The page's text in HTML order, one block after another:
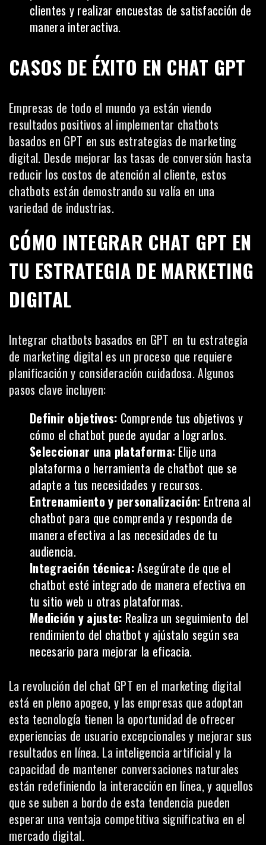
clientes y realizar encuestas de satisfacción de
manera interactiva.
CASOS DE ÉXITO EN CHAT GPT
Empresas de todo el mundo ya están viendo
resultados positivos al implementar chatbots
basados en GPT en sus estrategias de marketing
digital. Desde mejorar las tasas de conversión hasta
reducir los costos de atención al cliente, estos
chatbots están demostrando su valía en una
variedad de industrias.
CÓMO INTEGRAR CHAT GPT EN
TU ESTRATEGIA DE MARKETING
DIGITAL
Integrar chatbots basados en GPT en tu estrategia
de marketing digital es un proceso que requiere
planificación y consideración cuidadosa. Algunos
pasos clave incluyen:
Definir objetivos: Comprende tus objetivos y
cómo el chatbot puede ayudar a lograrlos.
Seleccionar una plataforma: Elije una
plataforma o herramienta de chatbot que se
adapte a tus necesidades y recursos.
Entrenamiento y personalización: Entrena al
chatbot para que comprenda y responda de
manera efectiva a las necesidades de tu
audiencia.
Integración técnica:Asegúrate de que el
chatbot esté integrado de manera efectiva en
tu sitio web u otras plataformas.
Medición y ajuste: Realiza un seguimiento del
rendimiento del chatbot y ajústalo según sea
necesario para mejorar la eficacia.
La revolución del chat GPT en el marketing digital
está en pleno apogeo, y las empresas que adoptan
esta tecnología tienen la oportunidad de ofrecer
experiencias de usuario excepcionales y mejorar sus
resultados en línea. La inteligencia artificialy la
capacidad de mantener conversaciones naturales
están redefiniendo la interacción en línea, y aquellos
que se suben a bordo de esta tendencia pueden
esperar una ventaja competitiva significativa en el
mercado digital.